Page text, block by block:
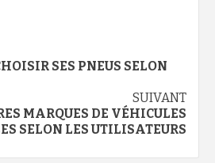
SES PNEUS SELON
SUIVANT
MARQUES DE VÉHICULES
SELON LES UTILISATEURS